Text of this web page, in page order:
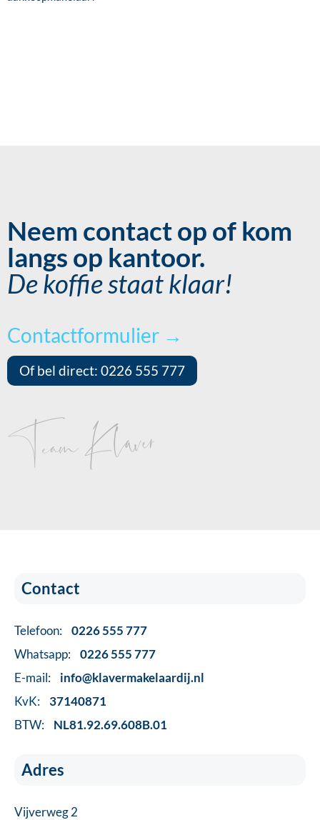
Neem contact op of kom
langs op kantoor.
De koffie staat klaar!
Contactformulier →
Of bel direct: 0226 555 777
Team Klaver
Contact
Telefoon:
0226 555 777
Whatsapp:
0226 555 777
E-mail:
info@klavermakelaardij.nl
KvK:
37140871
BTW:
NL81.92.69.608B.01
Adres
Vijverweg 2